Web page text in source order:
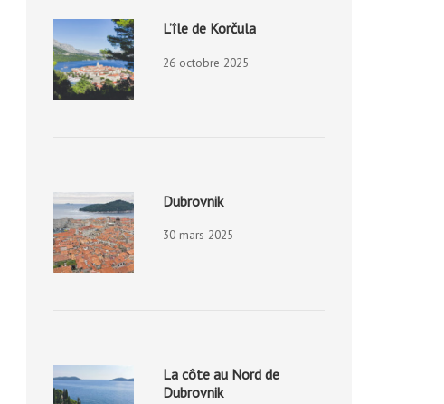
L’île de Korčula
26 octobre 2025
Dubrovnik
30 mars 2025
La côte au Nord de
Dubrovnik